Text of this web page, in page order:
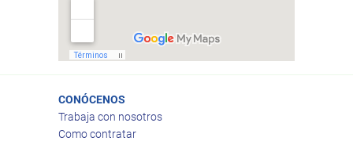
CONÓCENOS
Trabaja con nosotros
Como contratar